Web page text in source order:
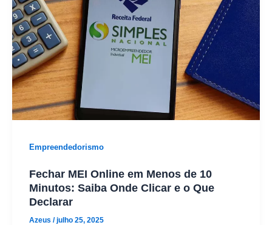
Empreendedorismo
Fechar MEI Online em Menos de 10
Minutos: Saiba Onde Clicar e o Que
Declarar
Azeus /julho 25, 2025